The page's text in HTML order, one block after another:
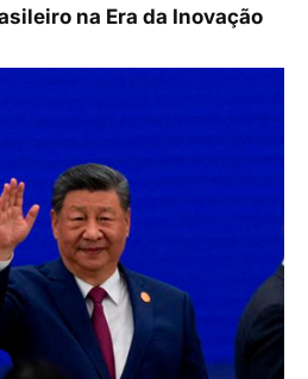
na Era da Inovação